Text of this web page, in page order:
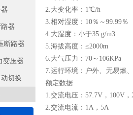
器
断路器
变压器
切换
2.大变化率：1℃/h
3.相对湿度：10％～99.99％
4.大湿度：小于35 g/m3
5.海拔高度：≤2000m
6.大气压力：70～106KPa
7.运行环境：户外、无易燃
额定数据
1.交流电压：57.7V，100V，
2.交流电流：1A，5A